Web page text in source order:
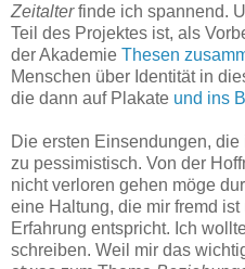
Zeitalterfinde ich spannend.
Teil des Projektes ist, als
der Akademie Thesen
Menschen über Identität in
die dann auf Plakate und ins
Die ersten Einsendungen,
zu pessimistisch. Von der
nicht verloren gehen möge
eine Haltung, die mir fremd
Erfahrung entspricht. Ich
schreiben. Weil mir das